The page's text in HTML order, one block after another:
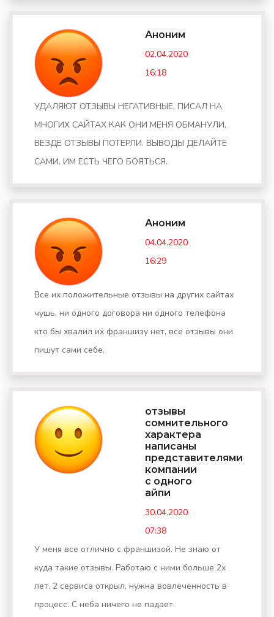
Аноним
02.04.2020
16:18
УДАЛЯЮТ ОТЗЫВЫ НЕГАТИВНЫЕ, ПИСАЛ НА
МНОГИХ САЙТАХ КАК ОНИ МЕНЯ ОБМАНУЛИ,
ВЕЗДЕ ОТЗЫВЫ ПОТЕРЛИ. ВЫВОДЫ ДЕЛАЙТЕ
САМИ. ИМ ЕСТЬ ЧЕГО БОЯТЬСЯ.
Аноним
04.04.2020
16:29
Все их положительные отзывы на других сайтах
чушь, ни одного договора ни одного телефона
кто бы хвалил их франшизу нет, все отзывы они
пишут сами себе.
отзывы
сомнительного
характера
написаны
представителями
компании
с одного
айпи
30.04.2020
07:38
У меня все отлично с франшизой. Не знаю от
куда такие отзывы. Работаю с ними больше 2х
лет. 2 сервиса открыл, нужна вовлеченность в
процесс. С неба ничего не падает.